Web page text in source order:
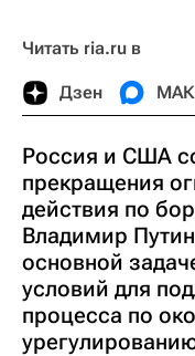
Читать ria.ru в
Дзен
Россия и США
прекращения
действия по
Владимир
основной
условий для
процесса по